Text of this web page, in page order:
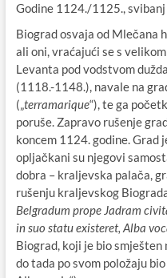
Godine 1124./1125., svibanj
Biograd osvaja od Mlečana
ali oni, vraćajući se s
Levanta pod vodstvom
(1118.-1148.), navale na
(„terramarique“), te ga
poruše. Zapravo rušenje
koncem 1124. godine. Grad
opljačkani su njegovi
dobra – kraljevska palača,
rušenju kraljevskog
Belgradum prope Jadram
in suo statu existeret, Alba
Biograd, koji je bio smješten
do tada po svom položaju